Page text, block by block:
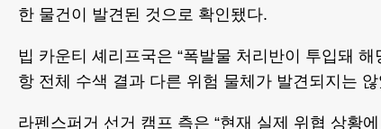
한 물건이 발견된 것으로 확인됐다.
빕 카운티 셰리프국은 “폭발물 처리반이 투입돼
항 전체 수색 결과 다른 위험 물체가 발견되지는 않
라펜스퍼거 선거 캠프 측은 “현재 실제 위협 상황